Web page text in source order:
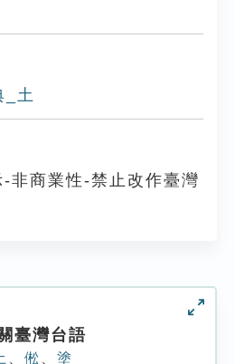
_土
非商業性-禁止改作臺灣
臺灣台語
倯 塗